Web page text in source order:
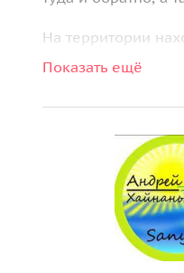
На территории
полезными
и умиротворение!
Особенности
Выезд
В группе как
что б не
Показать ещё